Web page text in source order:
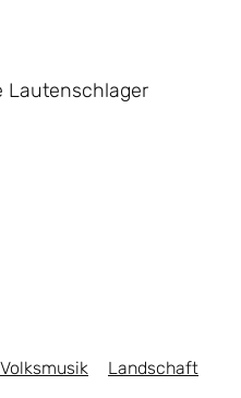
Lautenschlager
Volksmusik Landschaft